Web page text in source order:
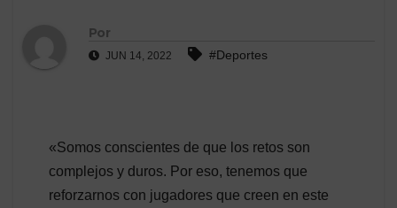
Por
JUN 14, 2022 #Deportes
«Somos conscientes de que los retos son
complejos y duros. Por eso, tenemos que
reforzarnos con jugadores que creen en este